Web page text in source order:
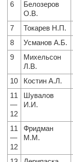
6
Белозеров
О.В.
7 Токарев Н.П.
8
Усманов А.Б.
9
Михельсон
Л.В.
10 Костин А.Л.
11
—
12
Шувалов
И.И.
11
—
12
Фридман
М.М.